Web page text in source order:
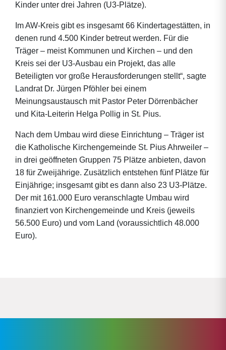
Kinder unter drei Jahren (U3-Plätze).
Im AW-Kreis gibt es insgesamt 66 Kindertagestätten, in
denen rund 4.500 Kinder betreut werden. Für die
Träger – meist Kommunen und Kirchen – und den
Kreis sei der U3-Ausbau ein Projekt, das alle
Beteiligten vor große Herausforderungen stellt“, sagte
Landrat Dr. Jürgen Pföhler bei einem
Meinungsaustausch mit Pastor Peter Dörrenbächer
und Kita-Leiterin Helga Pollig in St. Pius.
Nach dem Umbau wird diese Einrichtung – Träger ist
die Katholische Kirchengemeinde St. Pius Ahrweiler –
in drei geöffneten Gruppen 75 Plätze anbieten, davon
18 für Zweijährige. Zusätzlich entstehen fünf Plätze für
Einjährige; insgesamt gibt es dann also 23 U3-Plätze.
Der mit 161.000 Euro veranschlagte Umbau wird
finanziert von Kirchengemeinde und Kreis (jeweils
56.500 Euro) und vom Land (voraussichtlich 48.000
Euro).